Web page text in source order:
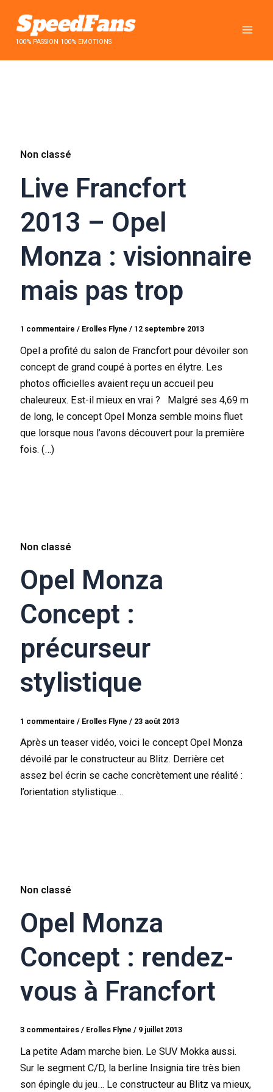
contenu100% PASSION 100% EMOTIONS
Non classé
Live Francfort
2013 – Opel
Monza : visionnaire
mais pas trop
1 commentaire / Erolles Flyne/ 12 septembre 2013
Opel a profité du salon de Francfort pour dévoiler son
concept de grand coupé à portes en élytre. Les
photos officielles avaient reçu un accueil peu
chaleureux. Est-il mieux en vrai ? Malgré ses 4,69 m
de long, le concept Opel Monza semble moins fluet
que lorsque nous l’avons découvert pour la première
fois. (…)
Non classé
Opel Monza
Concept :
précurseur
stylistique
1 commentaire / Erolles Flyne/ 23 août 2013
Après un teaser vidéo, voici le concept Opel Monza
dévoilé par le constructeur au Blitz. Derrière cet
assez bel écrin se cache concrètement une réalité :
l’orientation stylistique…
Non classé
Opel Monza
Concept : rendez-
vous à Francfort
3 commentaires / Erolles Flyne/ 9 juillet 2013
La petite Adam marche bien. Le SUV Mokka aussi.
Sur le segment C/D, la berline Insignia tire très bien
son épingle du jeu… Le constructeur au Blitz va mieux,